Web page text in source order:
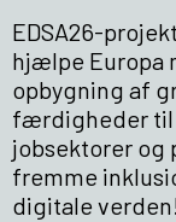
EDSA26-
hjælpe Europa
opbygning af
færdigheder til
jobsektorer og
fremme
digitale